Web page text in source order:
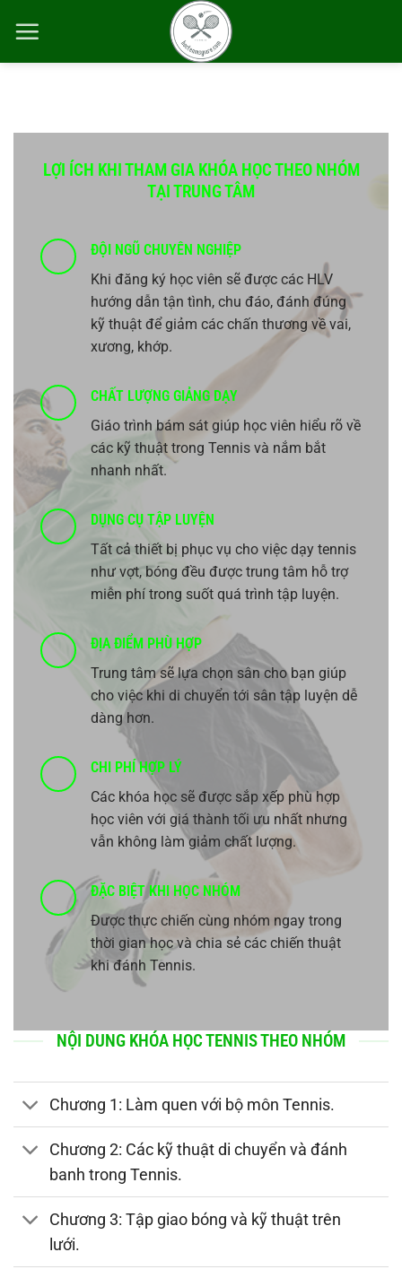
đến
LỢI ÍCH KHI THAM GIA KHÓA HỌC THEO NHÓM
TẠI TRUNG TÂM
ĐỘI NGŨ CHUYÊN NGHIỆP
Khi đăng ký học viên sẽ được các HLV
hướng dẫn tận tình, chu đáo, đánh đúng
kỹ thuật để giảm các chấn thương về vai,
xương, khớp.
CHẤT LƯỢNG GIẢNG DẠY
Giáo trình bám sát giúp học viên hiểu rõ về
các kỹ thuật trong Tennis và nắm bắt
nhanh nhất.
DỤNG CỤ TẬP LUYỆN
Tất cả thiết bị phục vụ cho việc dạy tennis
như vợt, bóng đều được trung tâm hỗ trợ
miễn phí trong suốt quá trình tập luyện.
ĐỊA ĐIỂM PHÙ HỢP
Trung tâm sẽ lựa chọn sân cho bạn giúp
cho việc khi di chuyển tới sân tập luyện dễ
dàng hơn.
CHI PHÍ HỢP LÝ
Các khóa học sẽ được sắp xếp phù hợp
học viên với giá thành tối ưu nhất nhưng
vẫn không làm giảm chất lượng.
ĐẶC BIỆT KHI HỌC NHÓM
Được thực chiến cùng nhóm ngay trong
thời gian học và chia sẻ các chiến thuật
khi đánh Tennis.
NỘI DUNG KHÓA HỌC TENNIS THEO NHÓM
Chương 1: Làm quen với bộ môn Tennis.
Chương 2: Các kỹ thuật di chuyển và đánh
banh trong Tennis.
Chương 3: Tập giao bóng và kỹ thuật trên
lưới.